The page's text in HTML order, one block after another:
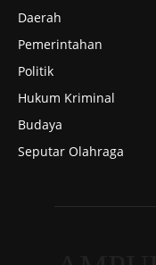
Daerah
Pemerintahan
Politik
Hukum Kriminal
Budaya
Seputar Olahraga